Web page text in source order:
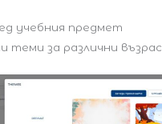
учебния предмет
теми за различни